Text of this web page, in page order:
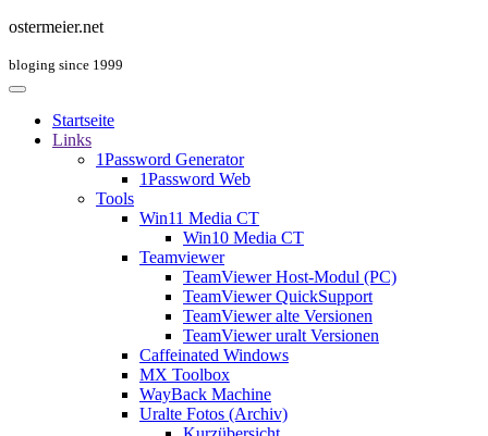
ostermeier.net
bloging since 1999
Startseite
Links
1Password Generator
1Password Web
Tools
Win11 Media CT
Win10 Media CT
Teamviewer
TeamViewer Host-Modul (PC)
TeamViewer QuickSupport
TeamViewer alte Versionen
TeamViewer uralt Versionen
Caffeinated Windows
MX Toolbox
WayBack Machine
Uralte Fotos (Archiv)